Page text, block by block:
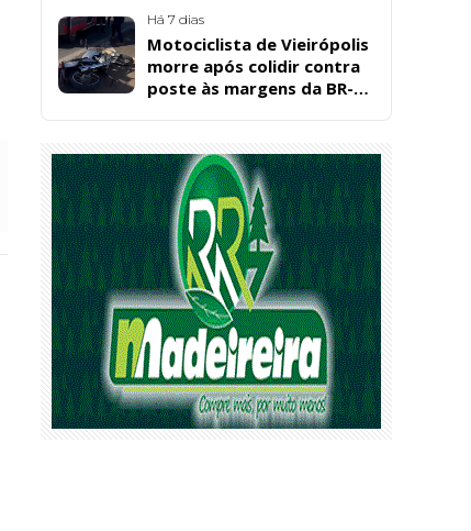
Há 7 dias
Motociclista de Vieirópolis
morre após colidir contra
poste às margens da BR-